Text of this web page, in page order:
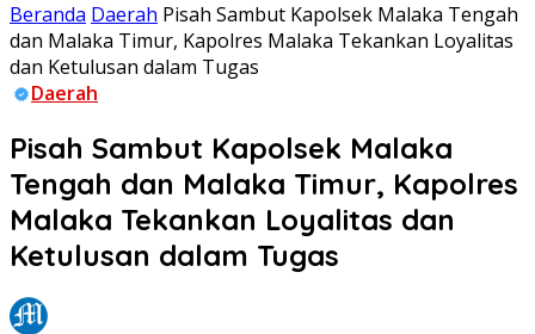
Beranda Daerah Pisah Sambut Kapolsek Malaka Tengah
dan Malaka Timur, Kapolres Malaka Tekankan Loyalitas
dan Ketulusan dalam Tugas
Daerah
Pisah Sambut Kapolsek Malaka
Tengah dan Malaka Timur, Kapolres
Malaka Tekankan Loyalitas dan
Ketulusan dalam Tugas